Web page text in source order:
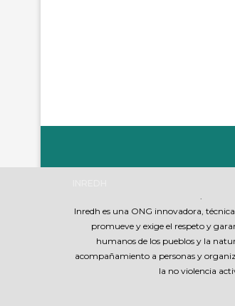
.
Inredh es una ONG innovadora,
promueve y exige el respeto y
humanos de los pueblos y la
acompañamiento a personas y
la no violencia